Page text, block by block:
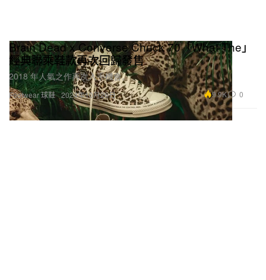
Footwear 球鞋
Brain Dead x Converse Chuck 70「What The」
經典聯乘鞋款再次回歸發售
2018 年人氣之作再次入手機會。
2024年10月26日 9.9K 0